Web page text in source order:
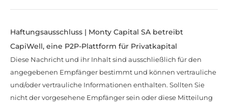
Haftungsausschluss | Monty Capital SA betreibt
CapiWell, eine P2P-Plattform für Privatkapital
Diese Nachricht und ihr Inhalt sind ausschließlich für den
angegebenen Empfänger bestimmt und können vertrauliche
und/oder vertrauliche Informationen enthalten. Sollten Sie
nicht der vorgesehene Empfänger sein oder diese Mitteilung